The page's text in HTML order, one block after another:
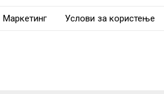
Маркетинг Услови за користење